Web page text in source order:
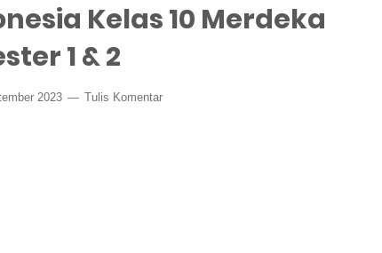
Kelas 10 Merdeka
1 & 2
2023 Tulis Komentar